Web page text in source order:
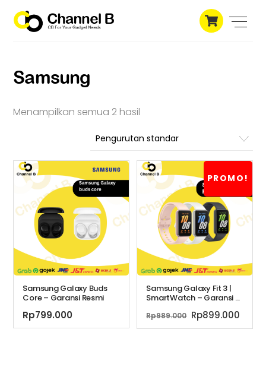
content
Cart
Samsung
Menampilkan semua 2 hasil
Samsung Galaxy Buds
Core – Garansi Resmi
Rp799.000
PROMO!
Samsung Galaxy Fit 3 |
SmartWatch – Garansi ...
Rp989.000 Harga
aslinya
Rp899.000
saat